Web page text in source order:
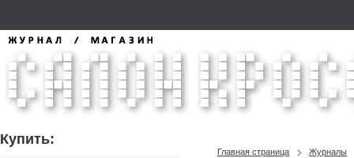
Купить:
Главная страница Журналы